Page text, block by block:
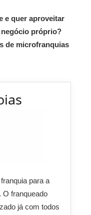
e quer aproveitar
próprio?
de microfranquias
para a
O franqueado
já com todos